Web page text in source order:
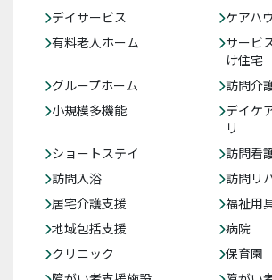
デイサービス
ケアハ
有料老人ホーム
サービ
け住宅
グループホーム
訪問介
小規模多機能
デイケ
リ
ショートステイ
訪問看
訪問入浴
訪問リ
居宅介護支援
福祉用
地域包括支援
病院
クリニック
保育園